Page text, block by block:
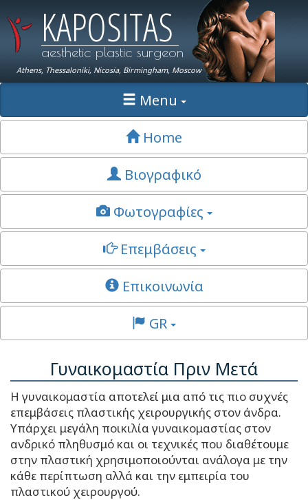
KAPOSITAS
aesthetic plastic surgeon
Athens, Thessaloniki, Nicosia, Birmingham, Moscow
Menu
Home
Βιογραφικό
Φωτογραφίες
Επεμβάσεις
Επικοινωνία
GR
Γυναικομαστία Πριν Μετά
Η γυναικομαστία αποτελεί μια από τις πιο συχνές
επεμβάσεις πλαστικής χειρουργικής στον άνδρα.
Υπάρχει μεγάλη ποικιλία γυναικομαστίας στον
ανδρικό πληθυσμό και οι τεχνικές που διαθέτουμε
στην πλαστική χρησιμοποιούνται ανάλογα με την
κάθε περίπτωση αλλά και την εμπειρία του
πλαστικού χειρουργού.